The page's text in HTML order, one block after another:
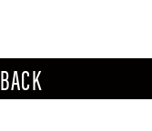
BACK